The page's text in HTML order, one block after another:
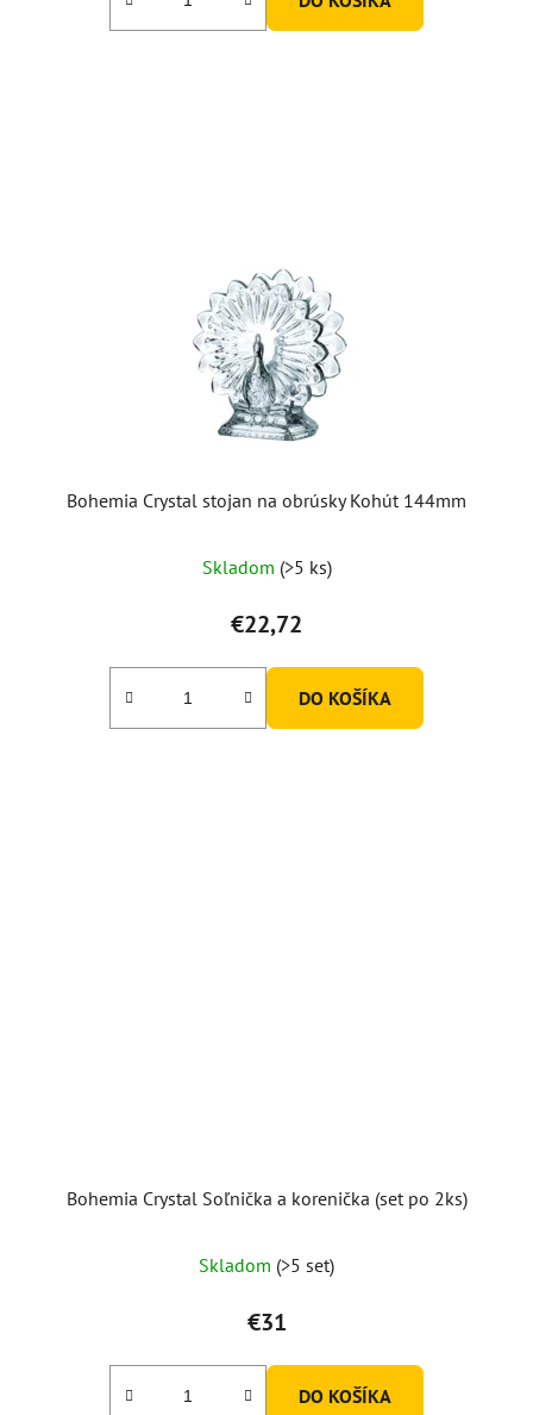
Bohemia Crystal stojan na obrúsky Kohút 144mm
hodnotenie
produktu
je
5,0
Skladom (>5 ks)
€22,72
DO KOŠÍKA
Bohemia Crystal Soľnička a korenička (set po 2ks)
hodnotenie
produktu
5,0
Skladom (>5 set)
€31
DO KOŠÍKA